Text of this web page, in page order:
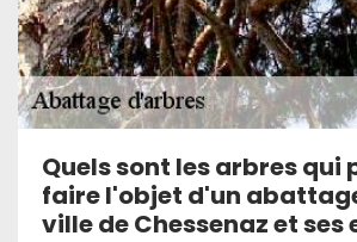
Quels sont les arbres qui
faire l'objet d'un
ville de Chessenaz et ses